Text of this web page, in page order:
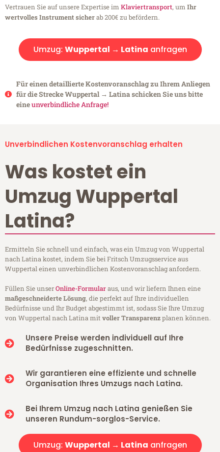
Vertrauen Sie auf unsere Expertise im Klaviertransport, um Ihr
wertvolles Instrument sicherab 200€ zu befördern.
Umzug: Wuppertal → Latina anfragen
Für einen detaillierte Kostenvoranschlag zu Ihrem Anliegen
für die Strecke Wuppertal → Latina schicken Sie uns bitte
eineunverbindliche Anfrage!
Unverbindlichen Kostenvoranschlag erhalten
Was kostet ein
Umzug Wuppertal
Latina?
Ermitteln Sie schnell und einfach, was ein Umzug von Wuppertal
nach Latina kostet, indem Sie bei Fritsch Umzugsservice aus
Wuppertal einen unverbindlichen Kostenvoranschlag anfordern.
Füllen Sie unserOnline-Formularaus, und wir liefern Ihnen eine
maßgeschneiderte Lösung, die perfekt auf Ihre individuellen
Bedürfnisse und Ihr Budget abgestimmt ist, sodass Sie Ihre Umzug
von Wuppertal nach Latina mitvoller Transparenzplanen können.
Unsere Preise werden individuell auf Ihre
Bedürfnisse zugeschnitten.
Wir garantieren eine effiziente und schnelle
Organisation Ihres Umzugs nach Latina.
Bei Ihrem Umzug nach Latina genießen Sie
unseren Rundum-sorglos-Service.
Umzug: Wuppertal → Latina anfragen